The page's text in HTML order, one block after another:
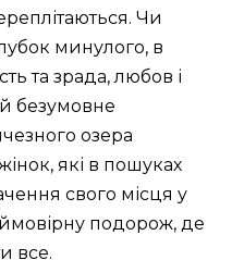
Чи
минулого, в
та зрада, любов і
безумовне
озера
які в пошуках
свого місця у
подорож, де
все.